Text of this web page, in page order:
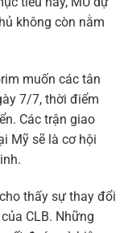
không còn nằm
muốn các tân
7/7, thời điểm
Các trận giao
Mỹ sẽ là cơ hội
thấy sự thay đổi
CLB. Những